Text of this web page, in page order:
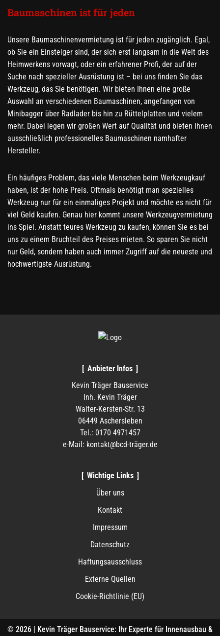
Baumaschinen ist für jeden
Unsere Baumaschinenvermietung ist für jeden zugänglich. Egal,
ob Sie ein Einsteiger sind, der sich erst langsam in die Welt des
Heimwerkens vorwagt, oder ein erfahrener Profi, der auf der
Suche nach spezieller Ausrüstung ist – bei uns finden Sie das
Werkzeug, das Sie benötigen. Wir bieten Ihnen eine große
Auswahl an verschiedenen Baumaschinen, angefangen von
Minibagger über Radlader bis hin zu Rüttelplatten und vielem
mehr. Dabei legen wir großen Wert auf Qualität und bieten Ihnen
ausschließlich professionelles Baumaschinen namhafter
Hersteller.
Ein häufiges Problem, das viele Menschen beim Werkzeugkauf
haben, ist der hohe Preis. Oftmals benötigt man spezielles
Werkzeug nur für ein einmaliges Projekt und möchte es nicht für
viel Geld kaufen. Genau hier kommt unsere Werkzeugvermietung
ins Spiel. Anstatt teures Werkzeug zu kaufen, können Sie es bei
uns zu einem Bruchteil des Preises mieten. So sparen Sie nicht
nur Geld, sondern haben auch immer Zugriff auf die neueste und
hochwertigste Ausrüstung.
Anbieter Infos
Kevin Träger Bauservice
Inh. Kevin Träger
Walter-Kersten-Str. 13
06449 Aschersleben
Tel.: 0170 4971457
e-Mail: kontakt@bcd-träger.de
Wichtige Links
Über uns
Kontakt
Impressum
Datenschutz
Haftungsausschluss
Externe Quellen
Cookie-Richtlinie (EU)
© 2026 | Kevin Träger Bauservice: Ihr Experte für Innenausbau &